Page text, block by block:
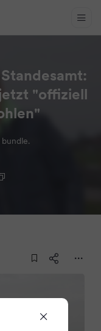
"offiziell